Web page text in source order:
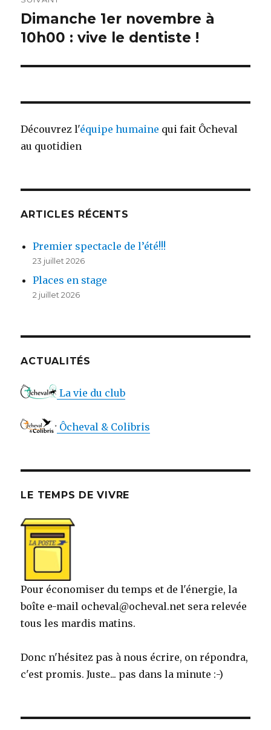
Article
suivant :
Dimanche 1er novembre à
10h00 : vive le dentiste !
Découvrez l'équipe humaine qui fait Ôcheval
au quotidien
ARTICLES RÉCENTS
Premier spectacle de l’été!!!
23 juillet 2026
Places en stage
2 juillet 2026
ACTUALITÉS
La vie du club
Ôcheval & Colibris
LE TEMPS DE VIVRE
Pour économiser du temps et de l'énergie, la
boîte e-mail ocheval@ocheval.net sera relevée
tous les mardis matins.
Donc n'hésitez pas à nous écrire, on répondra,
c'est promis. Juste... pas dans la minute :-)